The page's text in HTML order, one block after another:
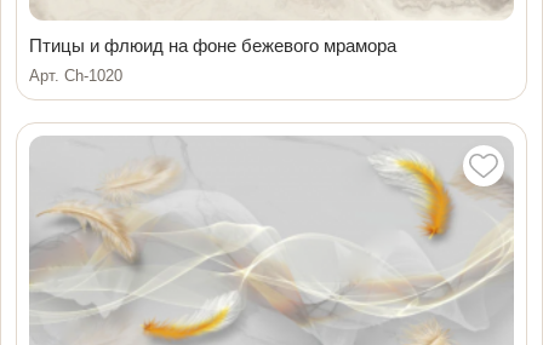
Птицы и флюид на фоне бежевого мрамора
Арт. Ch-1020